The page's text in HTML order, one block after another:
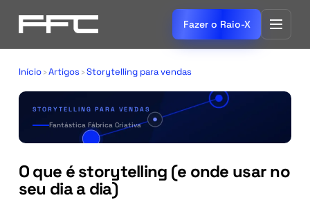
Fazer o Raio-X
Início›Artigos›Storytelling para vendas
STORYTELLING PARA VENDAS
Fantástica Fábrica Criativa
O que é storytelling (e onde usar no
seu dia a dia)